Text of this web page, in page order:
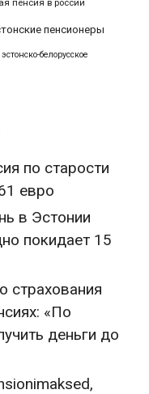
пенсия в россии
пенсионеры
эстонско-белорусское
по старости
евро
в Эстонии
покидает 15
страхования
«По
деньги до